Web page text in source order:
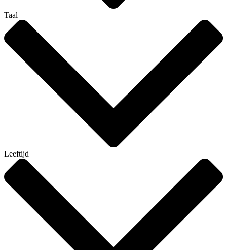
Taal
Leeftijd